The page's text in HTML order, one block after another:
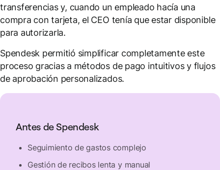
transferencias y, cuando un empleado hacía una
compra con tarjeta, el CEO tenía que estar disponible
para autorizarla.
Spendesk permitió simplificar completamente este
proceso gracias a métodos de pago intuitivos y flujos
de aprobación personalizados.
Antes de Spendesk
Seguimiento de gastos complejo
Gestión de recibos lenta y manual